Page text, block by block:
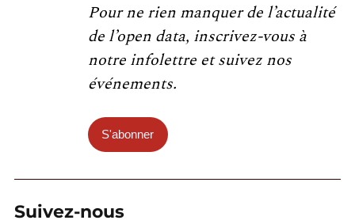
Pour ne rien manquer de l’actualité
de l’open data, inscrivez-vous à
notre infolettre et suivez nos
événements.
S'abonner
Suivez-nous